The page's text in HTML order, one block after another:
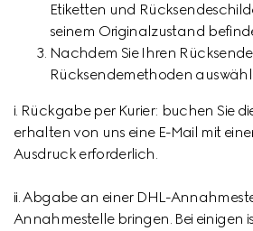
Etiketten und
seinem Originalzustand
Nachdem Sie Ihren
Rücksendemethoden
i. Rückgabe per Kurier: buchen Sie
erhalten von uns eine E-Mail mit
Ausdruck erforderlich.
ii. Abgabe an einer DHL-
Annahmestelle bringen. Bei einigen